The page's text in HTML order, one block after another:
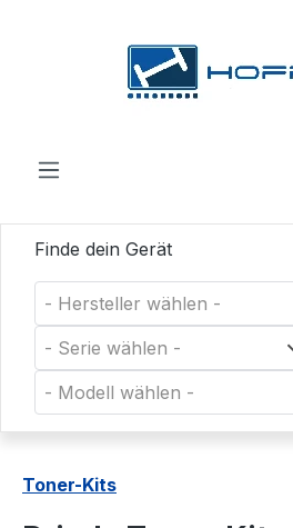
Finde dein Gerät
- Hersteller wählen -
- Serie wählen -
- Modell wählen -
Toner-Kits